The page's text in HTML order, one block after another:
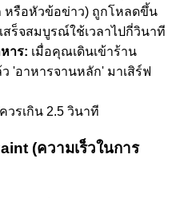
หรือหัวข้อข่าว) ถูกโหลดขึ้น
สร็จสมบูรณ์ใช้เวลาไปกี่วินาที
าร: เมื่อคุณเดินเข้าร้าน
'อาหารจานหลัก' มาเสิร์ฟ
วรเกิน 2.5 วินาที
(ความเร็วในการ